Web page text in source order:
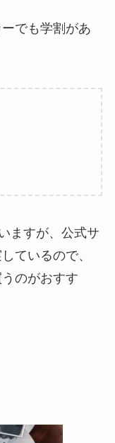
でも学割があ
ますが、公式サ
ているので、
のがおすす